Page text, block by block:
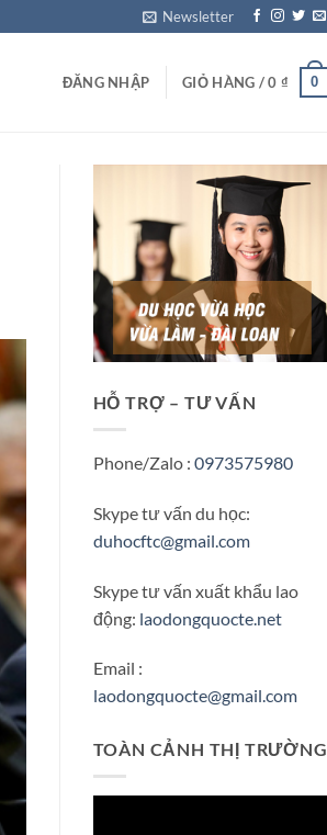
Newsletter
ĐĂNG NHẬP GIỎ HÀNG /0 ₫ 0
HỖ TRỢ – TƯ VẤN
Phone/Zalo : 0973575980
Skype tư vấn du học:
duhocftc@gmail.com
Skype tư vấn xuất khẩu lao
động: laodongquocte.net
Email :
laodongquocte@gmail.com
TOÀN CẢNH THỊ TRƯỜNG